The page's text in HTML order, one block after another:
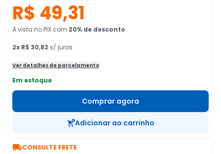
R$ 49,31
À vista no PIX com 20% de desconto
2x R$ 30,82 s/ juros
Ver detalhes de parcelamento
Em estoque
Comprar agora
Adicionar ao carrinho
CONSULTE FRETE